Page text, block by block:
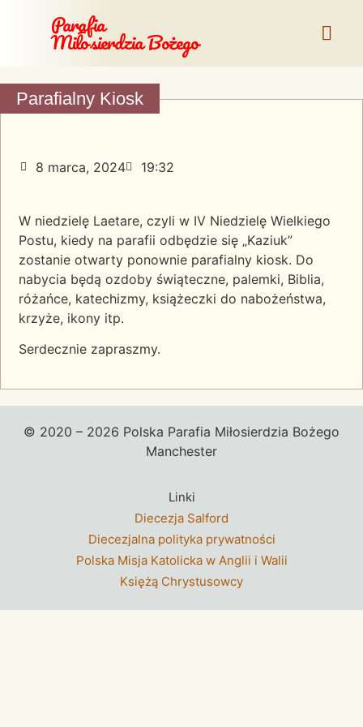
Parafia
Miłosierdzia Bożego
Parafialny Kiosk
8 marca, 2024 19:32
W niedzielę Laetare, czyli w IV Niedzielę Wielkiego
Postu, kiedy na parafii odbędzie się „Kaziuk”
zostanie otwarty ponownie parafialny kiosk. Do
nabycia będą ozdoby świąteczne, palemki, Biblia,
różańce, katechizmy, książeczki do nabożeństwa,
krzyże, ikony itp.
Serdecznie zapraszmy.
© 2020 – 2026 Polska Parafia Miłosierdzia Bożego
Manchester
Linki
Diecezja Salford
Diecezjalna polityka prywatności
Polska Misja Katolicka w Anglii i Walii
Księżą Chrystusowcy